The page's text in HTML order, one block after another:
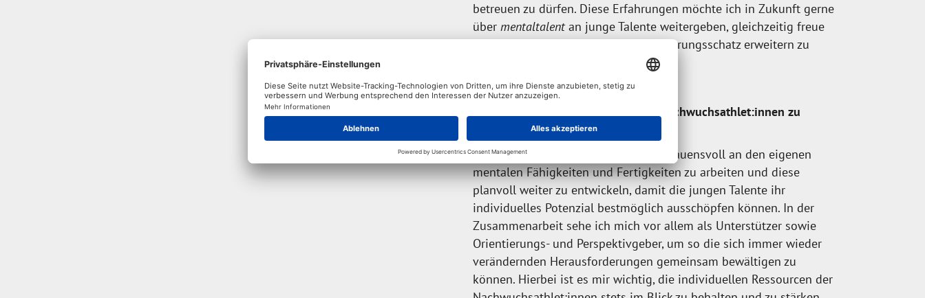
betreuen zu dürfen. Diese Erfahrungen möchte ich in Zukunft gerne
über mentaltalentan junge Talente weitergeben, gleichzeitig freue
ich mich darauf meinen eigenen Erfahrungsschatz erweitern zu
Meine Motivation, mit talentierten Nachwuchsathlet:innen zu
…besteht darin, gemeinsam und vertrauensvoll an den eigenen
mentalen Fähigkeiten und Fertigkeiten zu arbeiten und diese
planvoll weiter zu entwickeln, damit die jungen Talente ihr
individuelles Potenzial bestmöglich ausschöpfen können. In der
Zusammenarbeit sehe ich mich vor allem als Unterstützer sowie
Orientierungs- und Perspektivgeber, um so die sich immer wieder
verändernden Herausforderungen gemeinsam bewältigen zu
können. Hierbei ist es mir wichtig, die individuellen Ressourcen der